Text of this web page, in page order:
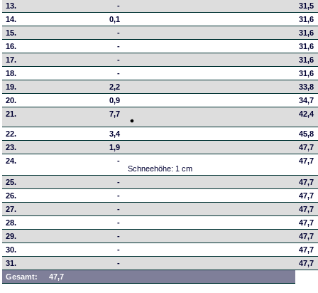
13.
-
31,5
14.
0,1
31,6
15.
-
31,6
16.
-
31,6
17.
-
31,6
18.
-
31,6
19.
2,2
33,8
20.
0,9
34,7
21.
7,7 42,4
22. 3,4
45,8
23.
1,9
47,7
24.
-
Schneehöhe: 1 cm
47,7
25. -
47,7
26.
-
47,7
27.
-
47,7
28.
-
47,7
29.
-
47,7
30.
-
47,7
31.
-
47,7
Gesamt:
47,7